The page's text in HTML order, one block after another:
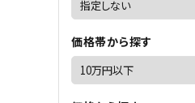
価格帯から探す